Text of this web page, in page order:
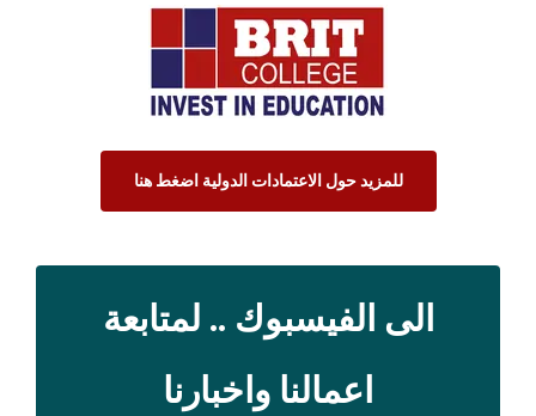
للمزيد حول الاعتمادات الدولية اضغط هنا
الى الفيسبوك .. لمتابعة
اعمالنا واخبارنا